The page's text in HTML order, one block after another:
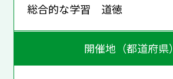
総合的な学習 道徳
開催地（都道府県）